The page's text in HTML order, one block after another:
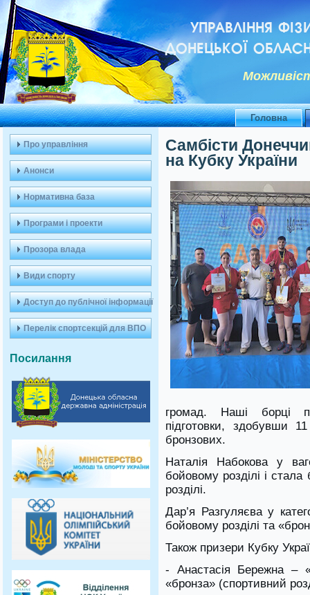
УПРАВЛІННЯ
ДОНЕЦЬКОЇ
Головна
Про управління
Анонси
Нормативна база
Програми і проекти
Прозора влада
Види спорту
Доступ до публічної інформації
Перелік спортсекцій для ВПО
Посилання
Самбісти
на Кубку України
громад. Наші борці
підготовки, здобувши
бронзових.
Наталія Набокова у
бойовому розділі і
розділі.
Дар’я Разгуляєва у
бойовому розділі та
Також призери Кубку
- Анастасія Бережна –
«бронза» (спортивний